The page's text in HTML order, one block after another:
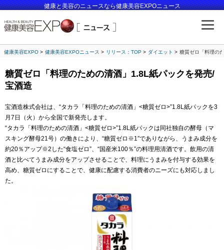
健康と美容のニュースなら健康美容EXPOニュース
健康美容EXPO 健康美容EXPOニュース リリース：TOP ダイエット 糖質ゼロ「料理の
糖質ゼロ「料理のための清酒」1.8L紙パックを発売/
宝酒造
宝酒造株式会社は、“タカラ「料理のための清酒」<糖質ゼロ>”1.8L紙パックを3
月7日（火）から全国で新発売します。
“タカラ「料理のための清酒」<糖質ゼロ>”1.8L紙パックは同社独自の酵母（マ
スキング酵母21号）の働きにより、“糖質ゼロ※1″でありながら、うまみ成分を
約20％アップ※2した“食塩ゼロ”、“国産米100％”の料理用清酒です。飲用の清
酒と比べてうまみ成分をアップさせることで、料理にうまみを付与する効果を
高め、糖質ゼロにすることで、健康に配慮する消費者のニーズにも対応しまし
た。